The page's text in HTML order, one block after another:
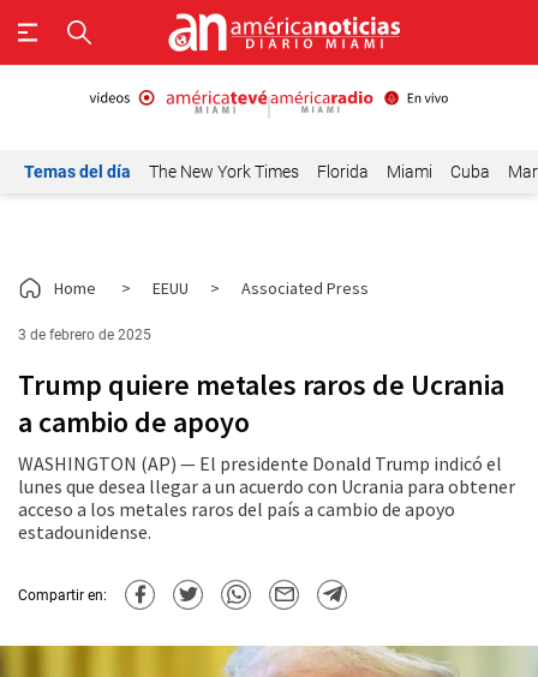
Temas del día The New York Times Florida Miami Cuba
Home > EEUU > Associated Press
3 de febrero de 2025
Trump quiere metales raros de Ucrania
a cambio de apoyo
WASHINGTON (AP) — El presidente Donald Trump indicó el
lunes que desea llegar a un acuerdo con Ucrania para obtener
acceso a los metales raros del país a cambio de apoyo
estadounidense.
Compartir en: